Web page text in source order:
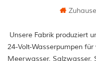
Zuhause
Unsere Fabrik produziert
24-Volt-Wasserpumpen
Meerwasser, Salzwasser,